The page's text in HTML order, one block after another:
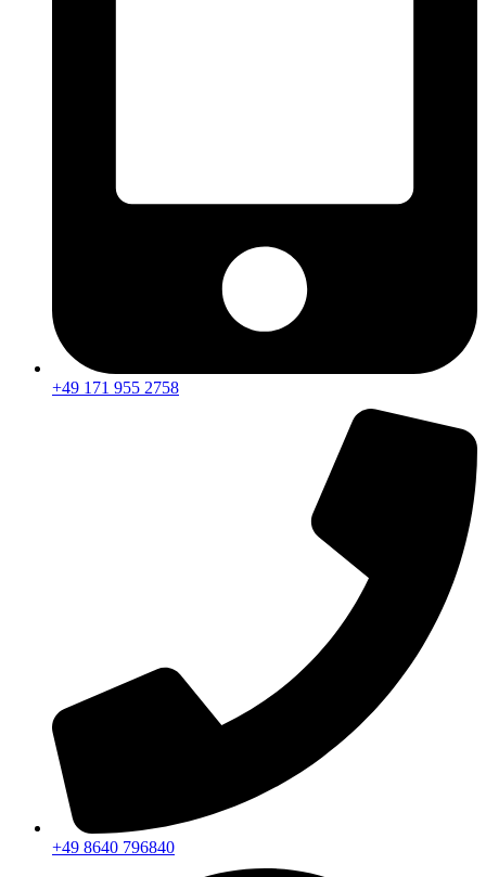
+49 171 955 2758
+49 8640 796840